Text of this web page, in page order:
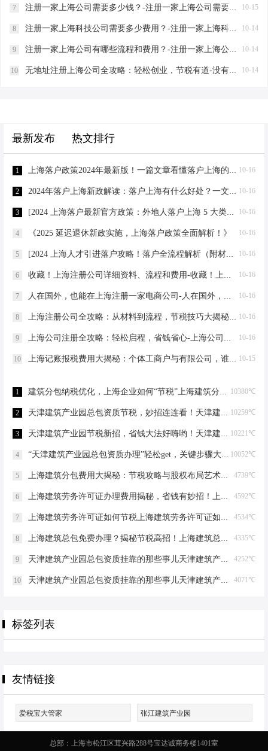
10-15
7 注册一家上海公司需要多少钱？-注册一家上海公司需要多少钱？
10-14
8 注册一家上海科技公司需要多少费用？-注册一家上海科技公司需要多少费用？
10-14
9 注册一家上海公司有哪些流程和费用？-注册一家上海公司有哪些流程和费用？
10-14
10 无地址注册上海公司全攻略：轻松创业，节税有道-没有地址想在上海注册一家公司需要什么资料？
最新发布 热文排行
10-16
1 上海落户政策2024年最新版！一篇文章看懂落户上海的条件！ - 2021上海落户政策解读
10-16
2 2024年落户上海新政解读：落户上海有什么好处？一文搞懂！ - 20年上海落户政策
10-16
3 [2024 上海落户最新官方政策：外地人落户上海 5 大类方式汇总！]
10-16
4 《2025 延迟退休新政实施，上海落户政策全面解析！》
10-16
5 [2024 上海人才引进落户攻略！落户全流程解析（附材料清单）]
10-16
6 收藏！上海注册公司详细资料、流程和费用-收藏！上海注册公司详细资料、流程和费用
10-16
7 人在国外，也能在上海注册一家电商公司-人在国外，也能在上海注册一家电商公司
10-16
8 上海注册公司全攻略：从材料到流程，节税技巧大揭秘-上海注册公司需要的材料及流程
10-16
9 上海公司注册全攻略：轻松启程，省钱省心-上海公司注册需要哪些材料
10-15
10 上海记账报税费用大揭秘：个体工商户与有限公司，谁更省钱？-上海记账报税需要多少费用？
10380℃
1 建筑分包纳税优化，上海企业如何“节税”上海建筑分包纳税优化
10259℃
2 天津建筑产业园总包资质节税，妙招连连看！天津建筑产业园总包资质节税优化
10221℃
3 天津建筑产业园节税新招，省钱大法好嗨哟！天津建筑产业园总包资质节税优化
10052℃
4 “天津建筑产业园总包资质办理”轻松get，关键步骤大揭秘！天津建筑产业园总包资质办理
4739℃
5 上海建筑分包费用大揭秘：节税攻略与股权布局艺术上海建筑分包有什么费用
4592℃
6 上海建筑劳务许可证办理费用揭秘，省钱有妙招！上海建筑劳务许可证办理费用是多少
4534℃
7 上海建筑劳务许可证如何节税上海建筑劳务许可证如何节税
4335℃
8 上海建筑总包免费办理？揭秘节税高招！上海建筑总包免费办理吗？
4252℃
9 天津建筑产业园总包资质挂靠的那些事儿天津建筑产业园总包资质挂靠
4071℃
10 天津建筑产业园总包资质挂靠的那些事儿天津建筑产业园总包资质挂靠
标签列表
友情链接
爱税宝大管家 张江建筑产业园
总部：上海市松江区茸兴路288号宝达诚商务楼1401室